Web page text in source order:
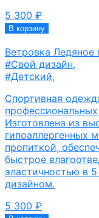
5 300 ₽
В корзину
Ветровка Ледяное
#Свой дизайн,
#Детский,
Спортивная
Изготовлена из
гипоаллергенных
пропиткой,
быстрое
эластичностью в
дизайном.
5 300 ₽